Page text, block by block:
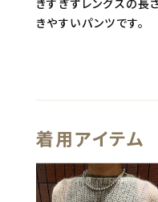
きすぎずレングスの長
きやすいパンツです。
着用アイテム